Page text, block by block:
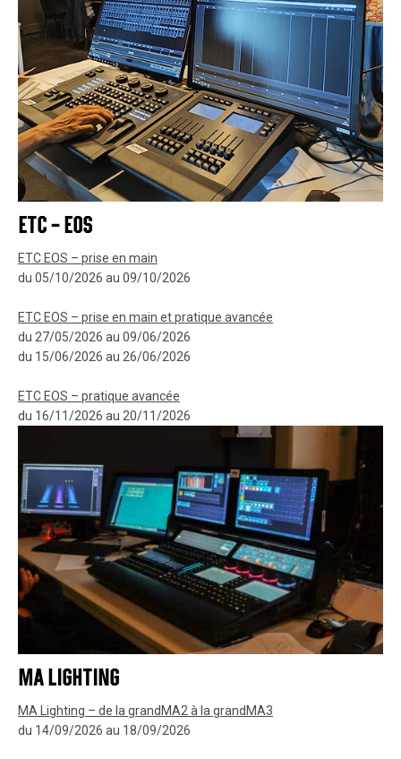
ETC – EOS
ETC EOS – prise en main
du 05/10/2026 au 09/10/2026
ETC EOS – prise en main et pratique avancée
du 27/05/2026 au 09/06/2026
du 15/06/2026 au 26/06/2026
ETC EOS – pratique avancée
du 16/11/2026 au 20/11/2026
MA LIGHTING
MA Lighting – de la grandMA2 à la grandMA3
du 14/09/2026 au 18/09/2026